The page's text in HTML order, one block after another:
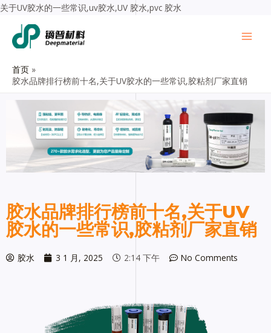
关于UV胶水的一些常识,uv胶水,UV 胶水,pvc 胶水
首页
胶水品牌排行榜前十名,关于UV胶水的一些常识,胶粘剂厂家直销
胶水品牌排行榜前十名,关于UV
胶水的一些常识,胶粘剂厂家直销
胶水 3 1 月, 2025 2:14 下午 No Comments